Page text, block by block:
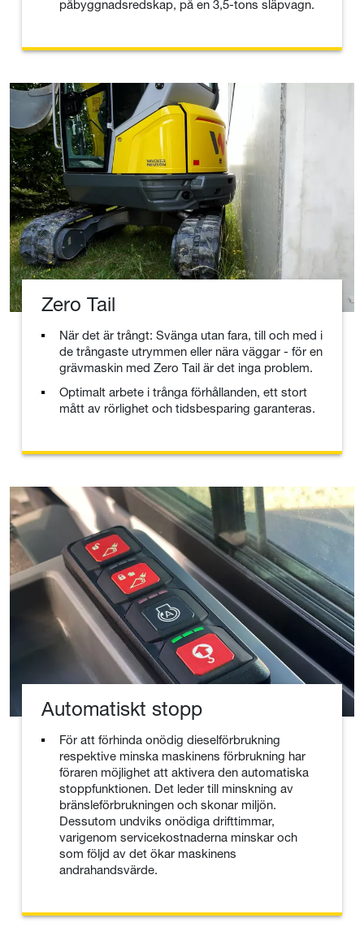
påbyggnadsredskap, på en 3,5-tons släpvagn.
Zero Tail
När det är trångt: Svänga utan fara, till och med i
de trångaste utrymmen eller nära väggar - för en
grävmaskin med Zero Tail är det inga problem.
Optimalt arbete i trånga förhållanden, ett stort
mått av rörlighet och tidsbesparing garanteras.
Automatiskt stopp
För att förhinda onödig dieselförbrukning
respektive minska maskinens förbrukning har
föraren möjlighet att aktivera den automatiska
stoppfunktionen. Det leder till minskning av
bränsleförbrukningen och skonar miljön.
Dessutom undviks onödiga drifttimmar,
varigenom servicekostnaderna minskar och
som följd av det ökar maskinens
andrahandsvärde.